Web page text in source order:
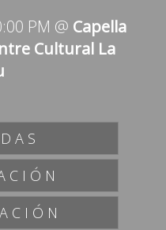
PM @ Capella
Cultural La